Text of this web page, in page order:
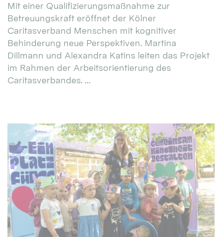
Mit einer Qualifizierungsmaßnahme zur
Betreuungskraft eröffnet der Kölner
Caritasverband Menschen mit kognitiver
Behinderung neue Perspektiven. Martina
Dillmann und Alexandra Katins leiten das Projekt
im Rahmen der Arbeitsorientierung des
Caritasverbandes. ...